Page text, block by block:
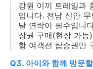
강원 이끼 트레일과
입니다. 전남 신안
날 연락이 필수입니
장권 구매(현장 가
항 여객선 탑승권만
Q3. 아이와 함께 방문